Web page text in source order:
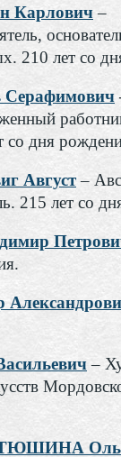
Карлович–
210 лет со
со дня
Август –
215 лет со
–